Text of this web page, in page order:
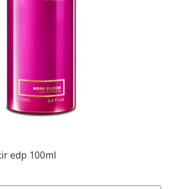
edp 100ml